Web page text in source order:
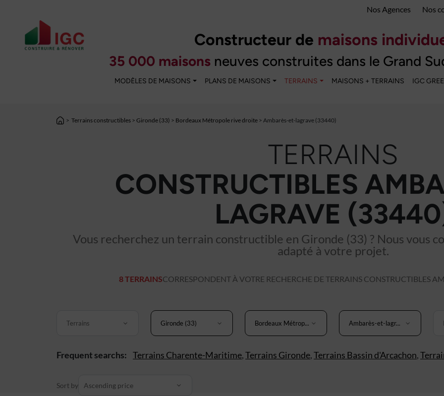
Nos Agences Nos
Constructeur de maisons
35 000 maisonsneuves construites dans le Grand
MODÈLES DE MAISONS PLANS DE MAISONS TERRAINS MAISONS + TERRAINS IGC
> Terrains constructibles > Gironde (33) > Bordeaux Métropole rive droite > Ambarès-et-lagrave (33440)
TERRAINS
CONSTRUCTIBLES
LAGRAVE
Vous recherchez un terrain constructible en Gironde (33) ? Nous vous
adapté à votre projet.
8 TERRAINSCORRESPONDENT À VOTRE RECHERCHE DE TERRAINS CONSTRUCTIBLES
Terrains Gironde (33) Bordeaux Métrop... Ambarès-et-lagr...
Frequent searchs: Terrains Charente-Maritime,Terrains Gironde,Terrains Bassin d'Arcachon,
Sort by Ascending price